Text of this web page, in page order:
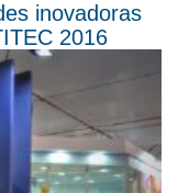
inovadoras
2016